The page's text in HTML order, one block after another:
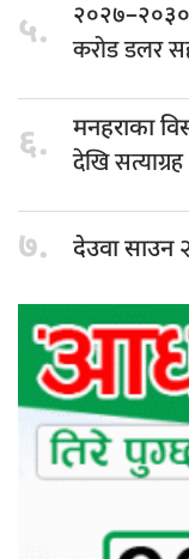
५.
करोड डलर
६. मनहराका
देखि सत्याग्रह
७. देउवा साउन